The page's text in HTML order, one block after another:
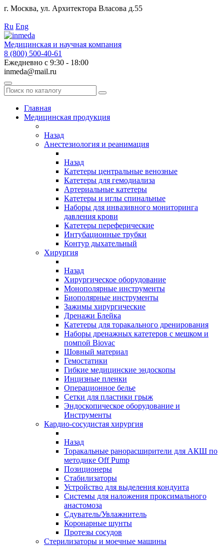
г. Москва, ул. Архитектора Власова д.55
Ru Eng
Медицинская и научная компания
8 (800) 500-40-61
Ежедневно с 9:30 - 18:00
inmeda@mail.ru
Поиск
по
каталогуГлавная
Медицинская продукция
Назад
Анестезиология и реанимация
Назад
Катетеры центральные венозные
Катетеры для гемодиализа
Артериальные катетеры
Катетеры и иглы спинальные
Наборы для инвазивного мониторинга
давления крови
Катетеры переферические
Интубационные трубки
Контур дыхательный
Хирургия
Назад
Хирургическое оборудование
Монополярные инструменты
Биополярные инструменты
Зажимы хирургические
Дренажи Блейка
Катетеры для торакального дренирования
Наборы дренажных катетеров с мешком и
помпой Biovac
Шовный материал
Гемостатики
Гибкие медицинские эндоскопы
Инцизные пленки
Операционное белье
Сетки для пластики грыж
Эндоскопическое оборудование и
Инструменты
Кардио-сосудистая хирургия
Назад
Торакальные ранорасширители для АКШ по
методике Off Pump
Позиционеры
Стабилизаторы
Устройство для выделения кондуита
Системы для наложения проксимального
анастомоза
Сдуватель/Увлажнитель
Коронарные шунты
Протезы сосудов
Стерилизаторы и моечные машины